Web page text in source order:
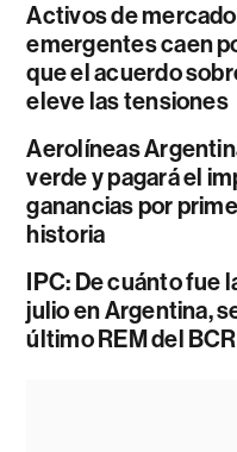
Activos de
emergentes caen
que el acuerdo
eleve las tensiones
Aerolíneas
verde y pagará el
ganancias por
historia
IPC: De cuánto fue
julio en Argentina,
último REM del